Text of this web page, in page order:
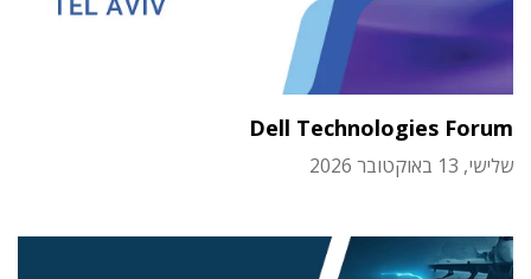
Dell Technologies Forum
שלישי, 13 באוקטובר 2026